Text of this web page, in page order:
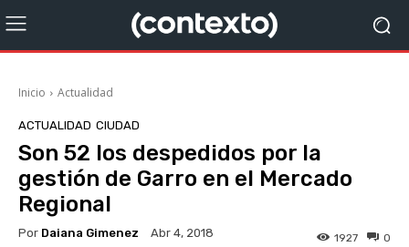
Inicio Actualidad
ACTUALIDAD CIUDAD
Son 52 los despedidos por la
gestión de Garro en el Mercado
Regional
Por Daiana Gimenez Abr 4, 2018 0
1927